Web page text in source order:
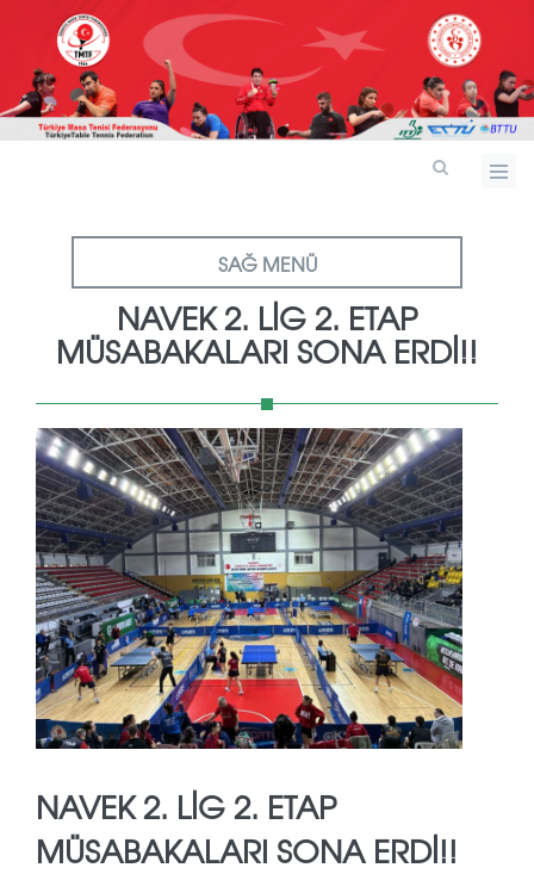
SAĞ MENÜ
NAVEK 2. LIG 2. ETAP
MÜSABAKALARI SONA ERDI!!
NAVEK 2. LIG 2. ETAP
MÜSABAKALARI SONA ERDI!!